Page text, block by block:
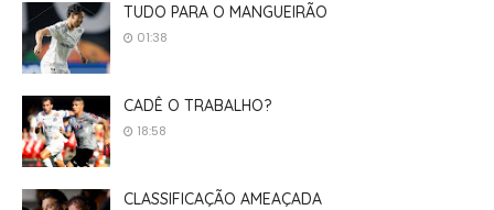
TUDO PARA O MANGUEIRÃO
01:38
CADÊ O TRABALHO?
18:58
CLASSIFICAÇÃO AMEAÇADA